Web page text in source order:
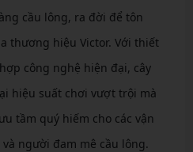
cầu lông, ra đời để tôn
thương hiệu Victor. Với thiết
công nghệ hiện đại, cây
hiệu suất chơi vượt trội mà
tầm quý hiếm cho các vận
người đam mê cầu lông.